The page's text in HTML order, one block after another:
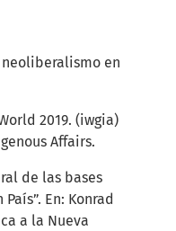
neoliberalismo en
2019. (iwgia)
Affairs.
de las bases
En: Konrad
a la Nueva